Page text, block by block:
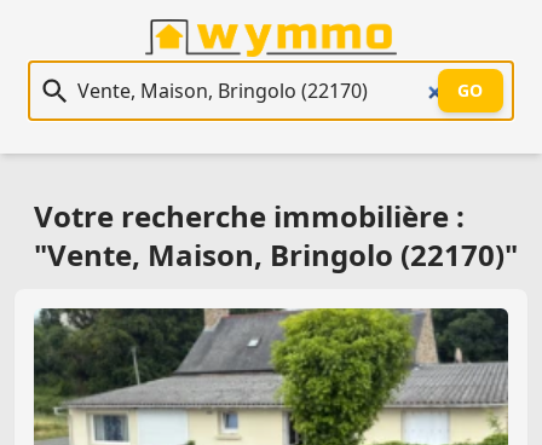
Recherche immobilière
GO
Votre recherche immobilière :
"Vente, Maison, Bringolo (22170)"